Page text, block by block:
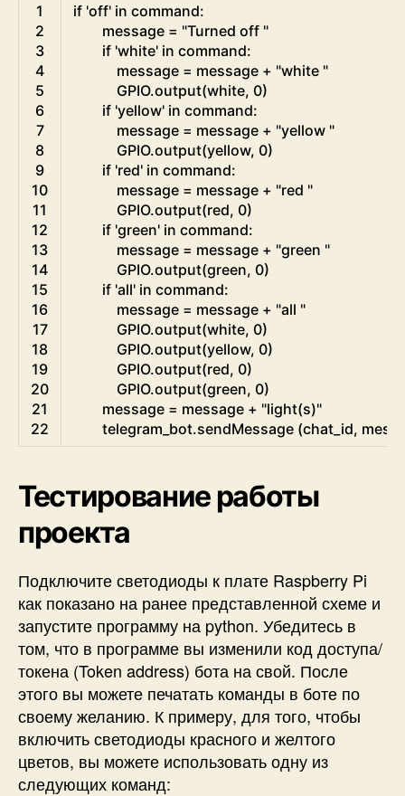
1
2
3
4
5
6
7
8
9
10
11
12
13
14
15
16
17
18
19
20
21
22
if 'off' in command:
message = "Turned off "
if 'white' in command:
message = message + "white "
GPIO.output(white, 0)
if 'yellow' in command:
message = message + "yellow "
GPIO.output(yellow, 0)
if 'red' in command:
message = message + "red "
GPIO.output(red, 0)
if 'green' in command:
message = message + "green "
GPIO.output(green, 0)
if 'all' in command:
message = message + "all "
GPIO.output(white, 0)
GPIO.output(yellow, 0)
GPIO.output(red, 0)
GPIO.output(green, 0)
message = message + "light(s)"
telegram_bot.sendMessage (chat_id,
Тестирование работы
проекта
Подключите светодиоды к плате Raspberry Pi
как показано на ранее представленной схеме и
запустите программу на python. Убедитесь в
том, что в программе вы изменили код доступа/
токена (Token address) бота на свой. После
этого вы можете печатать команды в боте по
своему желанию. К примеру, для того, чтобы
включить светодиоды красного и желтого
цветов, вы можете использовать одну из
следующих команд: